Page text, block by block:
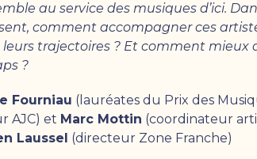
au service des musiques d’ici.
comment accompagner ces
trajectoires ? Et comment
?
Fourniau (lauréates du Prix des
AJC) et Marc Mottin (coordinateur
Laussel (directeur Zone Franche)